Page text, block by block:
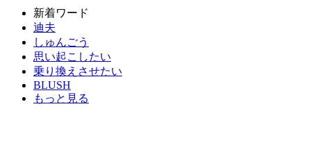
新着ワード
迪夫
しゅんごう
思い起こしたい
乗り換えさせたい
BLUSH
もっと見る